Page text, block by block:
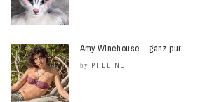
Amy Winehouse – ganz pur
by PHELINE